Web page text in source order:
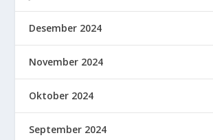
Desember 2024
November 2024
Oktober 2024
September 2024